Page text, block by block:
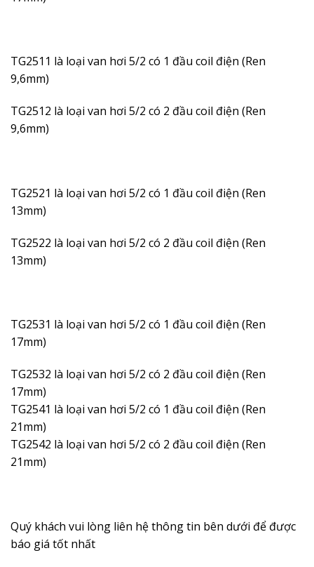
TG2511 là loại van hơi 5/2 có 1 đầu coil điện (Ren
9,6mm)
TG2512 là loại van hơi 5/2 có 2 đầu coil điện (Ren
9,6mm)
TG2521 là loại van hơi 5/2 có 1 đầu coil điện (Ren
13mm)
TG2522 là loại van hơi 5/2 có 2 đầu coil điện (Ren
13mm)
TG2531 là loại van hơi 5/2 có 1 đầu coil điện (Ren
17mm)
TG2532 là loại van hơi 5/2 có 2 đầu coil điện (Ren
17mm)
TG2541 là loại van hơi 5/2 có 1 đầu coil điện (Ren
21mm)
TG2542 là loại van hơi 5/2 có 2 đầu coil điện (Ren
21mm)
Quý khách vui lòng liên hệ thông tin bên dưới để được
báo giá tốt nhất